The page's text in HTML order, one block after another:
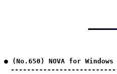
● (No.650) NOVA for Windows